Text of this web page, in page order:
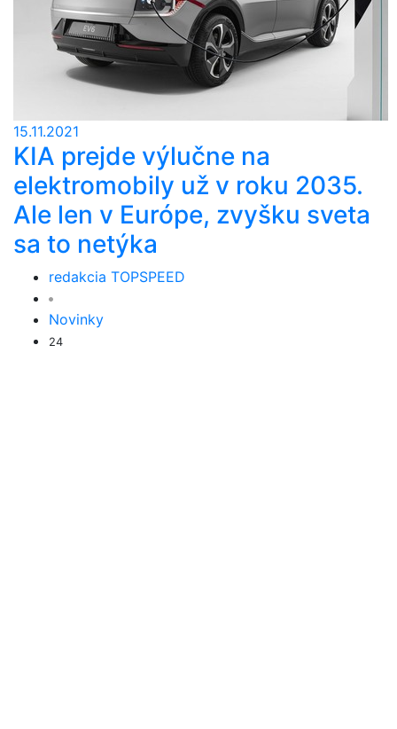
15.11.2021
KIA prejde výlučne na
elektromobily už v roku 2035.
Ale len v Európe, zvyšku sveta
sa to netýka
redakcia TOPSPEED
Novinky
24